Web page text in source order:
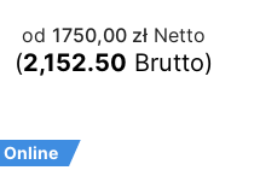
od 1750,00 zł Netto
(2,152.50 Brutto)
Online